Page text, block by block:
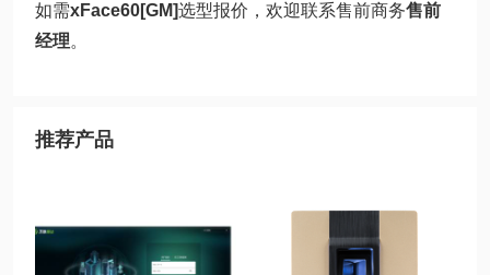
如需xFace60[GM]选型报价，欢迎联系售前商务售前
经理。
推荐产品